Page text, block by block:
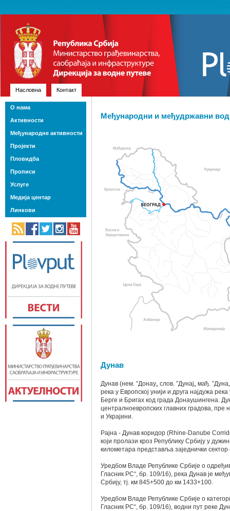
Насловна Контакт
Међународни и међудржавни
Дунав
Дунав (нем. ”Донау„ слов. ”Дунај„ мађ.
река у Европској унији и друга најдужа
Берге и Бригах код града Донаушингена.
централноевропских главних градова, пре
и Украјини.
Рајна - Дунав коридор (Rhine-Danube
који пролази кроз Републику Србију у
километара представља заједнички
Уредбом Владе Републике Србије о
Гласник РС“, бр. 109/16), река Дунав је
Србију, тј. км 845+500 до км 1433+100.
Уредбом Владе Републике Србије о
Гласник РС“, бр. 109/16), водни пут реке
О нама
Активности
Међународне активности
Пројекти
Пловидба
Прописи
Услуге
Медија центар
Линкови